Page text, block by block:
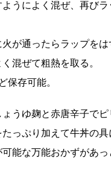
ようによく混ぜ、再び
が通ったらラップを
混ぜて粗熱を取る。
存可能。
うゆ麹と赤唐辛子で
っぷり加えて牛丼の具
能な万能おかずがあ